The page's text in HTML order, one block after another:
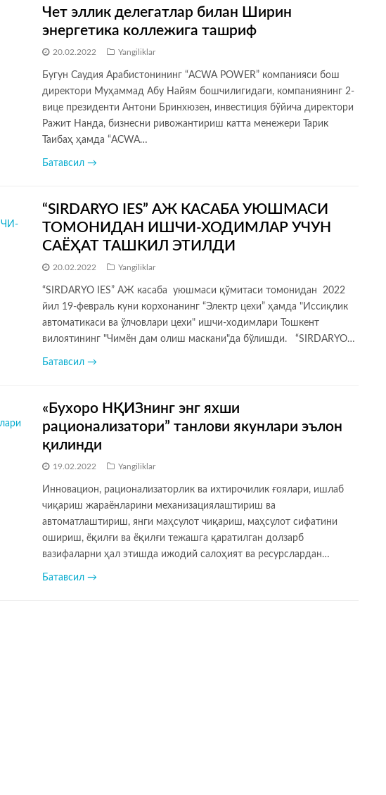
Чет эллик делегатлар билан Ширин
энергетика коллежига ташриф
20.02.2022 Yangiliklar
Бугун Саудия Aрабистонининг “ACWA POWER” компанияси бош
директори Муҳаммад Aбу Найям бошчилигидаги, компаниянинг 2-
вице президенти Aнтони Бринхюзен, инвестиция бўйича директори
Ражит Нанда, бизнесни ривожантириш катта менежери Тарик
Таибаҳ ҳамда “ACWA…
Батавсил →
“SIRDARYO IES” АЖ КАСАБА УЮШМАСИ
ТОМОНИДАН ИШЧИ-ХОДИМЛАР УЧУН
САЁҲАТ ТАШКИЛ ЭТИЛДИ
20.02.2022 Yangiliklar
“SIRDARYO IES” АЖ касаба уюшмаси қўмитаси томонидан 2022
йил 19-февраль куни корхонанинг “Электр цехи” ҳамда "Иссиқлик
автоматикаси ва ўлчовлари цехи" ишчи-ходимлари Тошкент
вилоятининг "Чимён дам олиш маскани"да бўлишди. “SIRDARYO…
Батавсил →
«Бухоро НҚИЗнинг энг яхши
рационализатори” танлови якунлари эълон
қилинди
19.02.2022 Yangiliklar
Инновацион, рационализаторлик ва ихтирочилик ғоялари, ишлаб
чиқариш жараёнларини механизациялаштириш ва
автоматлаштириш, янги маҳсулот чиқариш, маҳсулот сифатини
ошириш, ёқилғи ва ёқилғи тежашга қаратилган долзарб
вазифаларни ҳал этишда ижодий салоҳият ва ресурслардан…
Батавсил →